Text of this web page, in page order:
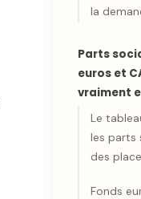
la
Parts
euros et
vraiment
Le
les parts
des
Fonds